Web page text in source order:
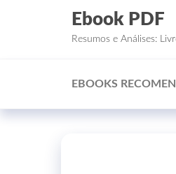
Ebook PDF
Resumos e Análises:
EBOOKS